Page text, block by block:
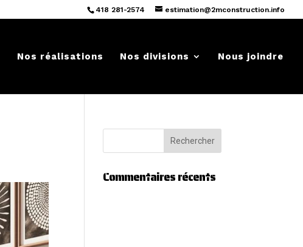
418 281-2574 estimation@2mconstruction.info
Nos réalisations Nos divisions Nous joindre
Commentaires récents